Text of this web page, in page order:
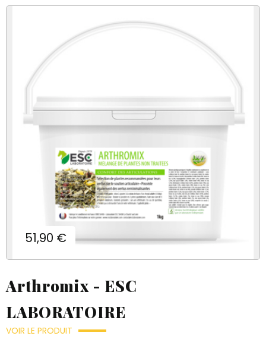
Prix
51,90 €
Arthromix - ESC
LABORATOIRE
VOIR LE PRODUIT